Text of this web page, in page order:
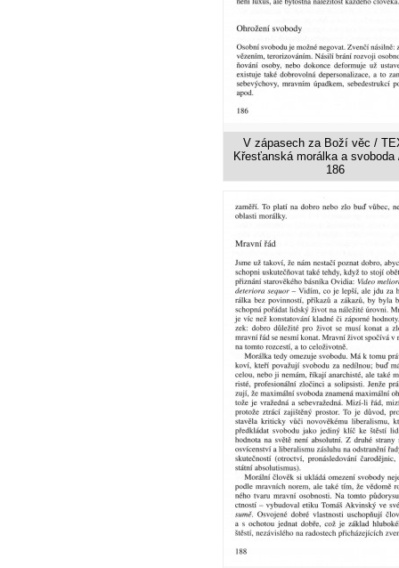
V zápasech za Boží věc /
Křesťanská morálka a svoboda
186